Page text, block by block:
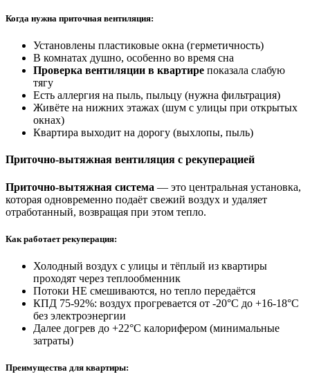
Когда нужна приточная вентиляция:
Установлены пластиковые окна (герметичность)
В комнатах душно, особенно во время сна
Проверка вентиляции в квартире показала слабую
тягу
Есть аллергия на пыль, пыльцу (нужна фильтрация)
Живёте на нижних этажах (шум с улицы при открытых
окнах)
Квартира выходит на дорогу (выхлопы, пыль)
Приточно-вытяжная вентиляция с рекуперацией
Приточно-вытяжная система — это центральная установка,
которая одновременно подаёт свежий воздух и удаляет
отработанный, возвращая при этом тепло.
Как работает рекуперация:
Холодный воздух с улицы и тёплый из квартиры
проходят через теплообменник
Потоки НЕ смешиваются, но тепло передаётся
КПД 75-92%: воздух прогревается от -20°C до +16-18°C
без электроэнергии
Далее догрев до +22°C калорифером (минимальные
затраты)
Преимущества для квартиры: